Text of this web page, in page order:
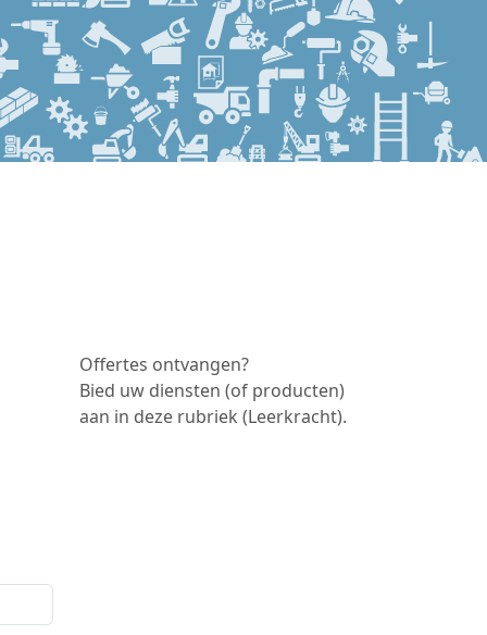
Offertes ontvangen?
Bied uw diensten (of producten)
aan in deze rubriek (Leerkracht).